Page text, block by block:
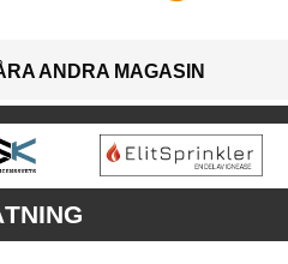
ANDRA MAGASIN